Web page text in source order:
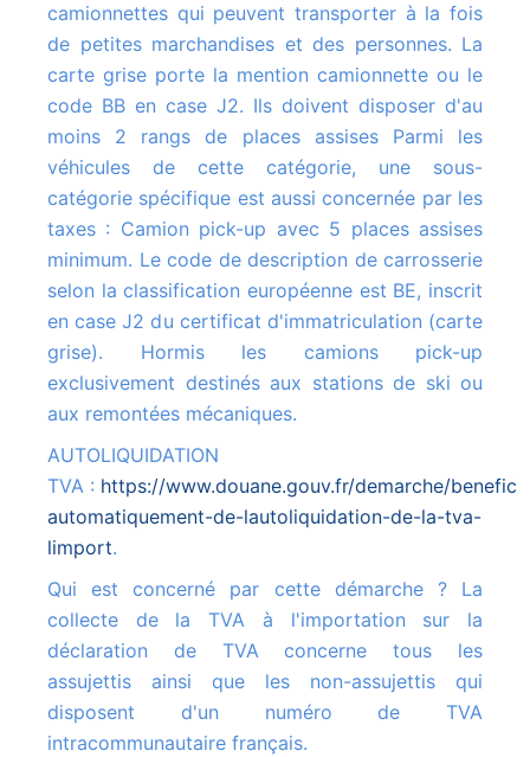
camionnettes qui peuvent transporter à la fois
de petites marchandises et des personnes. La
carte grise porte la mention camionnette ou le
code BB en case J2. Ils doivent disposer d'au
moins 2 rangs de places assises Parmi les
véhicules de cette catégorie, une sous-
catégorie spécifique est aussi concernée par les
taxes : Camion pick-up avec 5 places assises
minimum. Le code de description de carrosserie
selon la classification européenne est BE, inscrit
en case J2 du certificat d'immatriculation (carte
grise). Hormis les camions pick-up
exclusivement destinés aux stations de ski ou
aux remontées mécaniques.
AUTOLIQUIDATION
TVA : https://www.douane.gouv.fr/demarche/
automatiquement-de-lautoliquidation-de-la-tva-
limport.
Qui est concerné par cette démarche ? La
collecte de la TVA à l'importation sur la
déclaration de TVA concerne tous les
assujettis ainsi que les non-assujettis qui
disposent d'un numéro de TVA
intracommunautaire français.